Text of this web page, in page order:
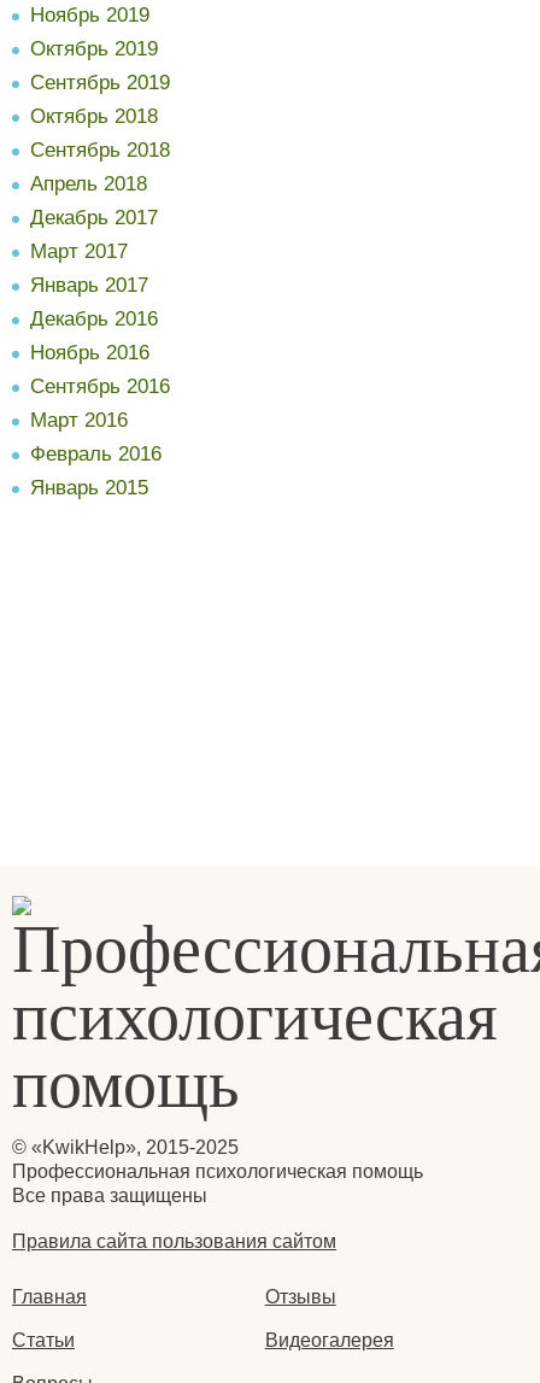
Ноябрь 2019
Октябрь 2019
Сентябрь 2019
Октябрь 2018
Сентябрь 2018
Апрель 2018
Декабрь 2017
Март 2017
Январь 2017
Декабрь 2016
Ноябрь 2016
Сентябрь 2016
Март 2016
Февраль 2016
Январь 2015
© «KwikHelp», 2015-2025
Профессиональная психологическая помощь
Все права защищены
Правила сайта пользования сайтом
Главная Отзывы
Статьи Видеогалерея